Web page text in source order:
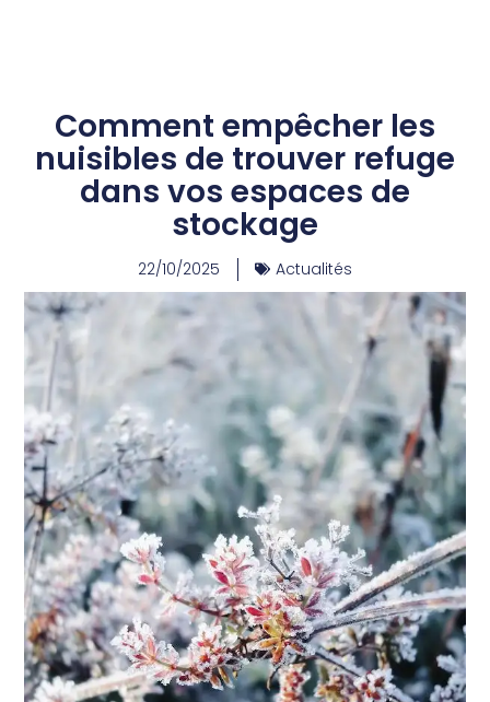
Comment empêcher les
nuisibles de trouver refuge
dans vos espaces de
stockage
22/10/2025 Actualités